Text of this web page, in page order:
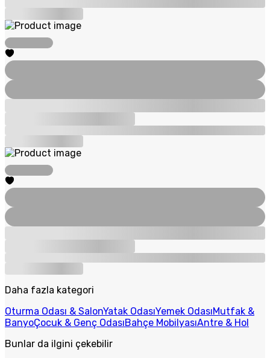
Daha fazla kategori
Oturma Odası & SalonYatak OdasıYemek OdasıMutfak &
BanyoÇocuk & Genç OdasıBahçe MobilyasıAntre & Hol
Bunlar da ilgini çekebilir